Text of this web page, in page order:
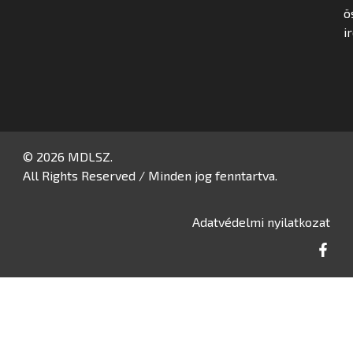
© 2026 MDLSZ.
All Rights Reserved / Minden jog fenntartva.
Adatvédelmi nyilatkozat